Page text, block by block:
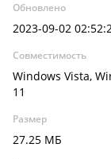
Обновлено
2023-09-02
Совместимость
Windows Vista,
11
Размер
27.25 МБ